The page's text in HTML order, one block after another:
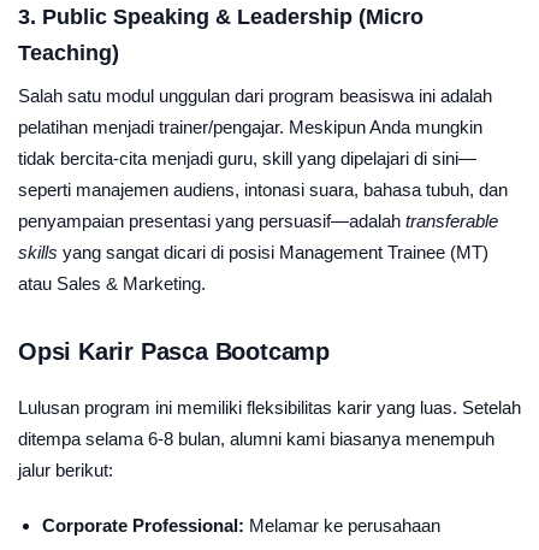
3. Public Speaking & Leadership (Micro
Teaching)
Salah satu modul unggulan dari program beasiswa ini adalah
pelatihan menjadi trainer/pengajar. Meskipun Anda mungkin
tidak bercita-cita menjadi guru, skill yang dipelajari di sini—
seperti manajemen audiens, intonasi suara, bahasa tubuh, dan
penyampaian presentasi yang persuasif—adalah transferable
skills yang sangat dicari di posisi Management Trainee (MT)
atau Sales & Marketing.
Opsi Karir Pasca Bootcamp
Lulusan program ini memiliki fleksibilitas karir yang luas. Setelah
ditempa selama 6-8 bulan, alumni kami biasanya menempuh
jalur berikut:
Corporate Professional: Melamar ke perusahaan